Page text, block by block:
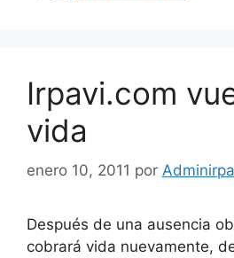
Irpavi.com
vida
enero 10, 2011 por
Después de una ausencia
cobrará vida nuevamente,